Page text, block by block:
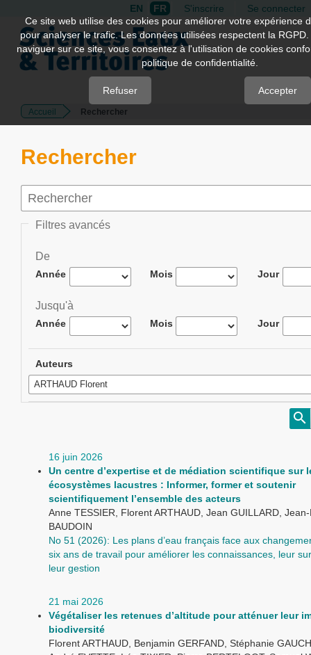
Quick
jump
page
Main
Content
EN FR S'inscrire Se connecter
Accueil Rechercher
Rechercher
Filtres avancés
De
Année Mois Jour
Jusqu'à
Année Mois Jour
Auteurs
16 juin 2026
Un centre d’expertise et de médiation scientifique sur
écosystèmes lacustres : Informer, former et soutenir
scientifiquement l’ensemble des acteurs
Anne TESSIER, Florent ARTHAUD, Jean GUILLARD,
BAUDOIN
No 51 (2026): Les plans d’eau français face aux
six ans de travail pour améliorer les connaissances, leur
leur gestion
21 mai 2026
Végétaliser les retenues d’altitude pour atténuer leur
biodiversité
Florent ARTHAUD, Benjamin GERFAND, Stéphanie
Ce site web utilise des cookies pour améliorer votre expérience
pour analyser le trafic. Les données utilisées respectent la
naviguer sur ce site, vous consentez à l'utilisation de cookies
politique de confidentialité.
Refuser Accepter